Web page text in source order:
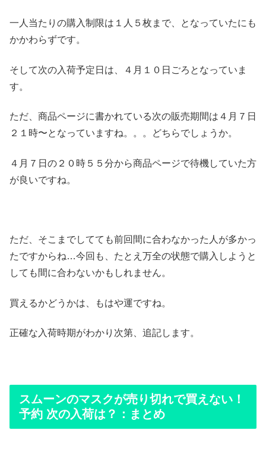
一人当たりの購入制限は１人５枚まで、となっていたにも
かかわらずです。
そして次の入荷予定日は、４月１０日ごろとなっていま
す。
ただ、商品ページに書かれている次の販売期間は４月７日
２１時〜となっていますね。。。どちらでしょうか。
４月７日の２０時５５分から商品ページで待機していた方
が良いですね。
ただ、そこまでしてても前回間に合わなかった人が多かっ
たですからね…今回も、たとえ万全の状態で購入しようと
しても間に合わないかもしれません。
買えるかどうかは、もはや運ですね。
正確な入荷時期がわかり次第、追記します。
スムーンのマスクが売り切れで買えない！
予約 次の入荷は？：まとめ